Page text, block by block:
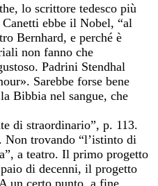
lo scrittore tedesco più
ebbe il Nobel, “al
Bernhard, e perché è
non fanno che
Padrini Stendhal
Sarebbe forse bene
Bibbia nel sangue, che
di straordinario”, p. 113.
Non trovando “l’istinto di
a teatro. Il primo progetto
di decenni, il progetto
un certo punto, a fine